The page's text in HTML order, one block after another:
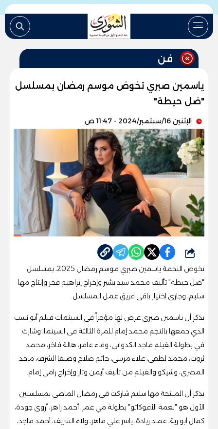
فن
ياسمين صبري تخوض موسم رمضان بمسلسل
"ضل حيطة"
الإثنين 16/سبتمبر/2024 - 11:47 ص
شارك
تخوض النجمة ياسمين صبري موسم رمضان 2025، بمسلسل
"ضل حيطة" تأليف محمد سيد بشير وإخراج إبراهيم فخر وإنتاج مها
سليم، وجارى اختيار باقى فريق عمل المسلسل.
يذكر أن ياسمين صبرى عرض لها مؤخراً في السينمات فيلم أبو نسب
الذي جمعها بالنجم محمد إمام للمرة الثالثة فى السينما، وشارك
في بطولة الفيلم ماجد الكدوانى، وفاء عامر، هالة فاخر، محمد
ثروت، محمد لطفى، علاء مرسى، حاتم صلاح وضيفا الشرف، ماجد
المصرى، وشيكو والفيلم من تأليف أيمن وتار وإخراج رامى إمام.
يذكر أن المنتجة مها سليم شاركت في رمضان الماضي بمسلسلين
الأول هو "نعمة الأفوكاتو" بطولة مي عمر، أحمد زاهر، أروى جودة،
كمال أبو رية، عماد زيادة، ياسر علي ماهر، ولاء الشريف، أحمد ماجد،